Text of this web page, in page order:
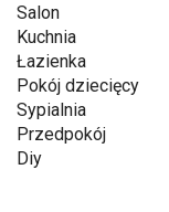
Salon
Kuchnia
Łazienka
Pokój dziecięcy
Sypialnia
Przedpokój
Diy